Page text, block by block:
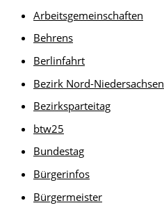
Arbeitsgemeinschaften
Behrens
Berlinfahrt
Bezirk Nord-Niedersachsen
Bezirksparteitag
btw25
Bundestag
Bürgerinfos
Bürgermeister